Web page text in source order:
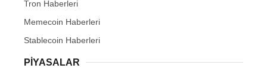
Tron Haberleri
Memecoin Haberleri
Stablecoin Haberleri
PIYASALAR